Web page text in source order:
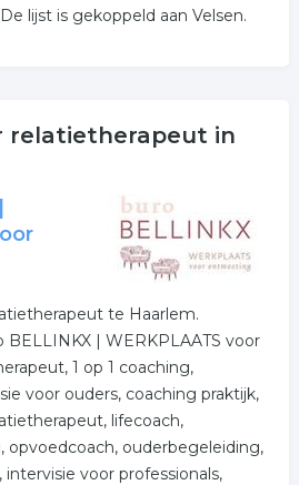
lijst is gekoppeld aan Velsen.
relatietherapeut in
te Haarlem.
| WERKPLAATS voor
1 op 1 coaching,
voor ouders, coaching praktijk,
lifecoach,
opvoedcoach, ouderbegeleiding,
voor professionals,